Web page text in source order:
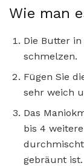
Wie man
Die Butter
schmelzen.
Fügen Sie
sehr weich
Das
bis 4
gebräunt ist.